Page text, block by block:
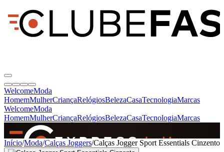
WelcomeModa
HomemMulherCriançaRelógiosBelezaCasaTecnologiaMarcas
WelcomeModa
HomemMulherCriançaRelógiosBelezaCasaTecnologiaMarcas
SINCE 2005
Início/Moda/Calças Joggers/Calças Jogger Sport Essentials Cinzento